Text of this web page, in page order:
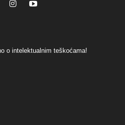
o intelektualnim teškoćama!